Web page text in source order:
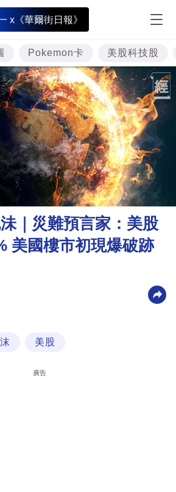
x《華爾街日報》
Pokemon卡 美股科技股
｜災難預言家：美股
美國樓市初現爆破跡
美股
廣告